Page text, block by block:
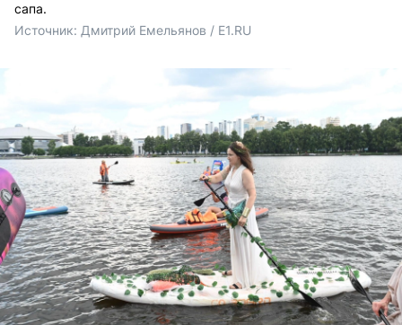
сапа.
Источник: Дмитрий Емельянов / E1.RU